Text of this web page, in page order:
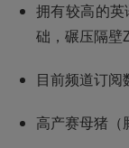
拥有较高的
础，碾压隔壁
目前频道订阅
高产赛母猪（